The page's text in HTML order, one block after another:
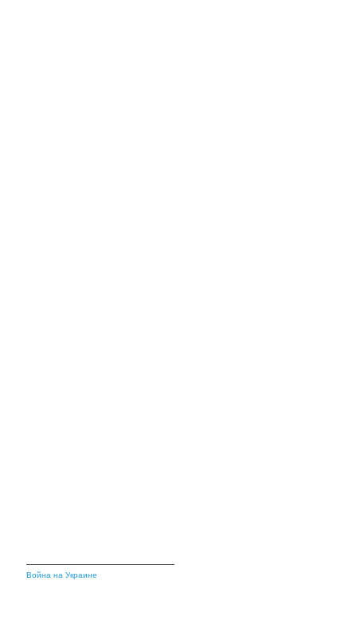
Война на Украине